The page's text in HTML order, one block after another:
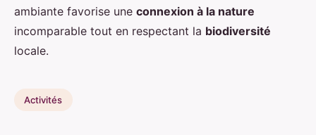
ambiante favorise une connexion à la nature
incomparable tout en respectant la biodiversité
locale.
Activités